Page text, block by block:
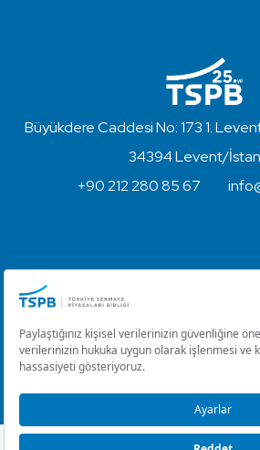
Büyükdere Caddesi No: 173 1.
34394 Levent/
+90 212 280 85 67
Kullanım Koşulları ve
Çerez Ayarlarını